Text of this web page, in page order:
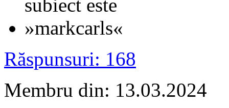
Răspunsuri: 168
Membru din: 13.03.2024